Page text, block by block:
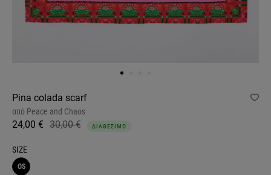
Pina colada scarf
από Peace and Chaos
24,00 € 30,00 € ΔΙΑΘΕΣΙΜΟ
SIZE
OS